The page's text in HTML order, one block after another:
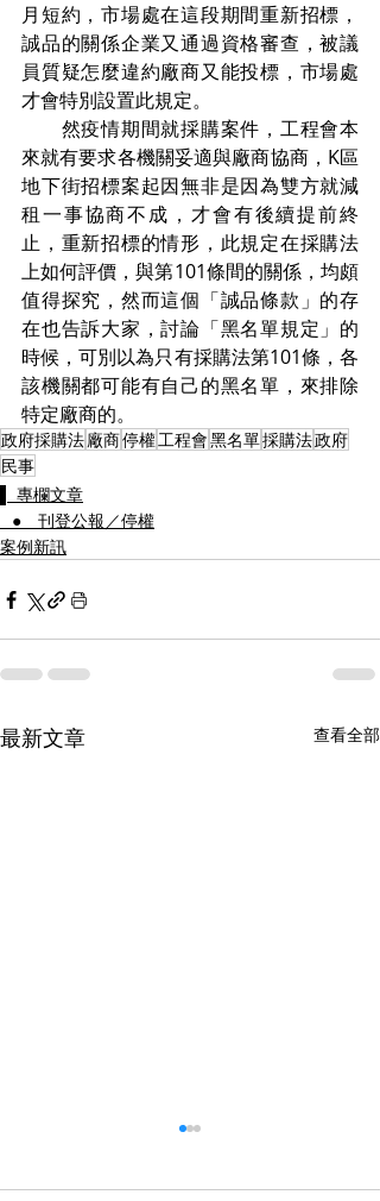
月短約，市場處在這段期間重新招標，
誠品的關係企業又通過資格審查，被議
員質疑怎麼違約廠商又能投標，市場處
才會特別設置此規定。
然疫情期間就採購案件，工程會本
來就有要求各機關妥適與廠商協商，K區
地下街招標案起因無非是因為雙方就減
租一事協商不成，才會有後續提前終
止，重新招標的情形，此規定在採購法
上如何評價，與第101條間的關係，均頗
值得探究，然而這個「誠品條款」的存
在也告訴大家，討論「黑名單規定」的
時候，可別以為只有採購法第101條，各
該機關都可能有自己的黑名單，來排除
特定廠商的。
政府採購法廠商停權工程會黑名單採購法政府
民事
▌ 專欄文章
⠀● 刊登公報／停權
案例新訊
最新文章 查看全部